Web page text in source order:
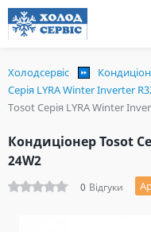
Холодсервіс
Серія LYRA Winter Inverter
Tosot Серія LYRA Winter
Кондиціонер Tosot
24W2
0 Відгуки